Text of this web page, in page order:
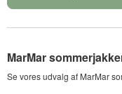
MarMar
Se vores udvalg af MarMar